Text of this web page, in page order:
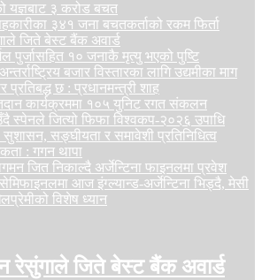
यज्ञबाट ३ करोड बचत
३४१ जना बचतकर्ताको रकम फिर्ता
जिते बेस्ट बैंक अवार्ड
पुर्जासहित १० जनाकै मृत्यु भएको पुष्टि
बजार विस्तारका लागि उद्यमीका माग
प्रतिबद्ध छ : प्रधानमन्त्री शाह
कार्यक्रममा १०५ युनिट रगत संकलन
स्पेनले जित्यो फिफा विश्वकप-२०२६ उपाधि
सङ्घीयता र समावेशी प्रतिनिधित्व
: गगन थापा
जित निकाल्दै अर्जेन्टिना फाइनलमा प्रवेश
आज इंग्ल्यान्ड-अर्जेन्टिना भिड्दै, मेसी
विशेष ध्यान
रेसुंगाले जिते बेस्ट बैंक अवार्ड